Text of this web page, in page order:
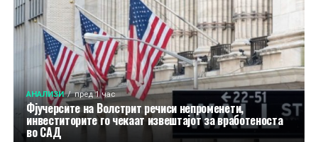
АНАЛИЗИ пред 1 час
Фјучерсите на Волстрит речиси непроменети,
инвеститорите го чекаат извештајот за вработеноста
во САД